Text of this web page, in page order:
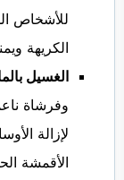
للأشخاص
الكريهة
الغسيل
وفرشاة
لإزالة
الأقمشة